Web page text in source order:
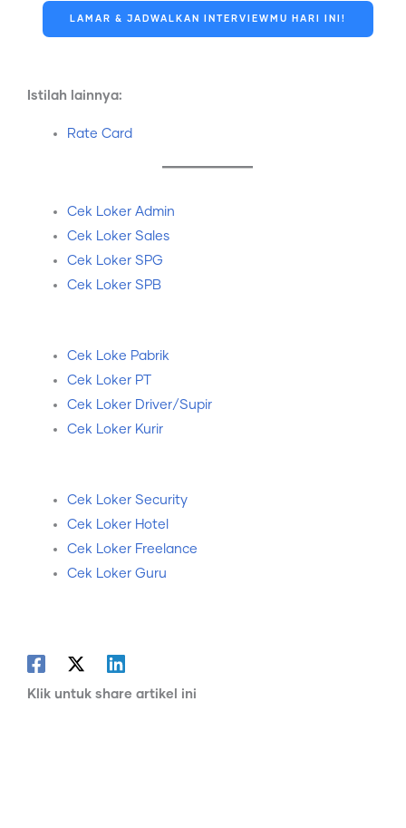
LAMAR & JADWALKAN INTERVIEWMU HARI INI!
Istilah lainnya:
Rate Card
Cek Loker Admin
Cek Loker Sales
Cek Loker SPG
Cek Loker SPB
Cek Loke Pabrik
Cek Loker PT
Cek Loker Driver/Supir
Cek Loker Kurir
Cek Loker Security
Cek Loker Hotel
Cek Loker Freelance
Cek Loker Guru
Klik untuk share artikel ini